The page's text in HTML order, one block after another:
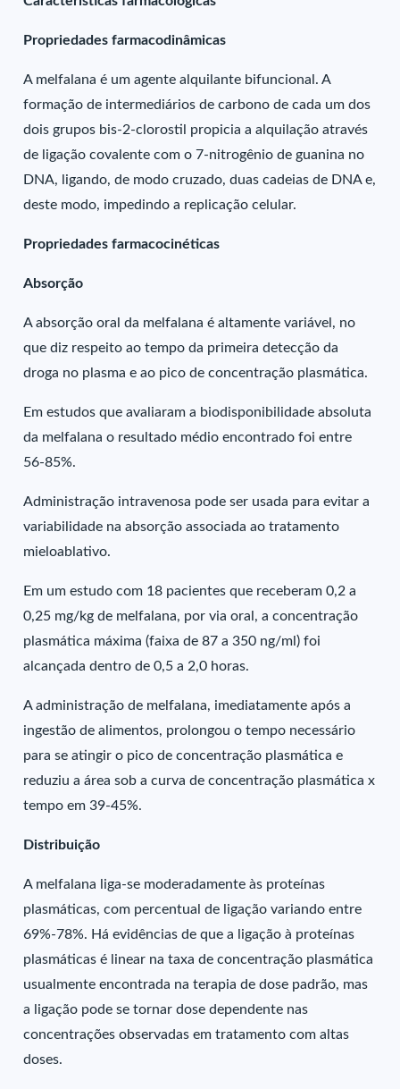
Propriedades farmacodinâmicas
A melfalana é um agente alquilante bifuncional. A
formação de intermediários de carbono de cada um dos
dois grupos bis-2-clorostil propicia a alquilação através
de ligação covalente com o 7-nitrogênio de guanina no
DNA, ligando, de modo cruzado, duas cadeias de DNA e,
deste modo, impedindo a replicação celular.
Propriedades farmacocinéticas
Absorção
A absorção oral da melfalana é altamente variável, no
que diz respeito ao tempo da primeira detecção da
droga no plasma e ao pico de concentração plasmática.
Em estudos que avaliaram a biodisponibilidade absoluta
da melfalana o resultado médio encontrado foi entre
56-85%.
Administração intravenosa pode ser usada para evitar a
variabilidade na absorção associada ao tratamento
mieloablativo.
Em um estudo com 18 pacientes que receberam 0,2 a
0,25 mg/kg de melfalana, por via oral, a concentração
plasmática máxima (faixa de 87 a 350 ng/ml) foi
alcançada dentro de 0,5 a 2,0 horas.
A administração de melfalana, imediatamente após a
ingestão de alimentos, prolongou o tempo necessário
para se atingir o pico de concentração plasmática e
reduziu a área sob a curva de concentração plasmática x
tempo em 39-45%.
Distribuição
A melfalana liga-se moderadamente às proteínas
plasmáticas, com percentual de ligação variando entre
69%-78%. Há evidências de que a ligação à proteínas
plasmáticas é linear na taxa de concentração plasmática
usualmente encontrada na terapia de dose padrão, mas
a ligação pode se tornar dose dependente nas
concentrações observadas em tratamento com altas
doses.